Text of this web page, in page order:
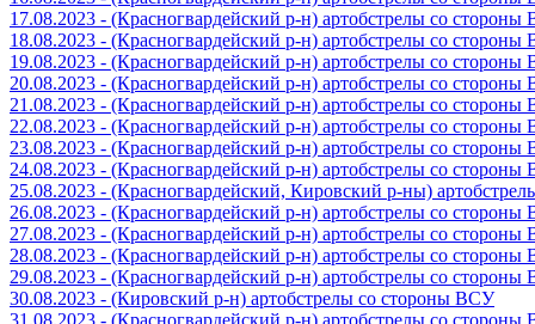
17.08.2023 - (Красногвардейский р-н) артобстрелы со
18.08.2023 - (Красногвардейский р-н) артобстрелы со
19.08.2023 - (Красногвардейский р-н) артобстрелы со
20.08.2023 - (Красногвардейский р-н) артобстрелы со
21.08.2023 - (Красногвардейский р-н) артобстрелы со
22.08.2023 - (Красногвардейский р-н) артобстрелы со
23.08.2023 - (Красногвардейский р-н) артобстрелы со
24.08.2023 - (Красногвардейский р-н) артобстрелы со
25.08.2023 - (Красногвардейский, Кировский р-ны)
26.08.2023 - (Красногвардейский р-н) артобстрелы со
27.08.2023 - (Красногвардейский р-н) артобстрелы со
28.08.2023 - (Красногвардейский р-н) артобстрелы со
29.08.2023 - (Красногвардейский р-н) артобстрелы со
30.08.2023 - (Кировский р-н) артобстрелы со стороны ВСУ
31.08.2023 - (Красногвардейский р-н) артобстрелы со